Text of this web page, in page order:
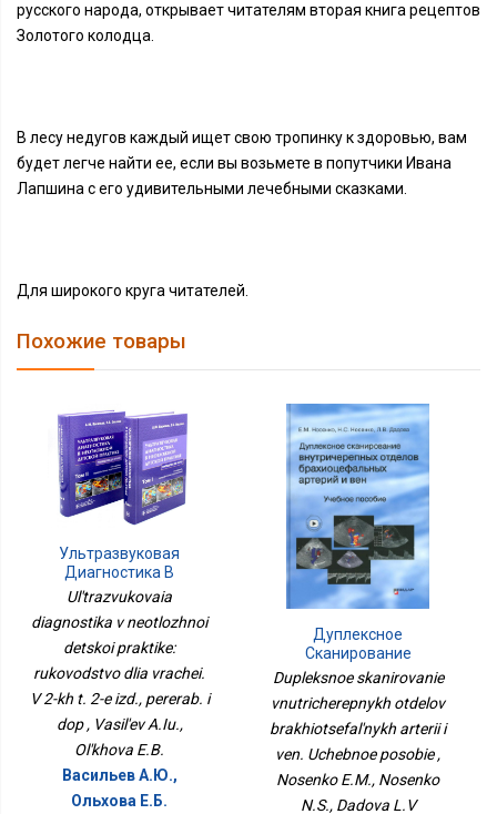
русского народа, открывает читателям вторая книга рецептов
Золотого колодца.
В лесу недугов каждый ищет свою тропинку к здоровью, вам
будет легче найти ее, если вы возьмете в попутчики Ивана
Лапшина с его удивительными лечебными сказками.
Для широкого круга читателей.
Похожие товары
Ультразвуковая
Диагностика В
Неотложной Детской
Для Врачей. В 2-Х Т. 2-Е
Изд., Перераб. И Доп
Ul'trazvukovaia
diagnostika v neotlozhnoi
detskoi praktike:
rukovodstvo dlia vrachei.
V 2-kh t. 2-e izd., pererab. i
dop , Vasil'ev A.Iu.,
Ol'khova E.B.
Васильев А.Ю.,
Ольхова Е.Б.
Дуплексное
Сканирование
Внутричерепных
Брахиоцефальных
Артерий И Вен. Учебное
Пособие
Dupleksnoe skanirovanie
vnutricherepnykh otdelov
brakhiotsefal'nykh arterii i
ven. Uchebnoe posobie ,
Nosenko E.M., Nosenko
N.S., Dadova L.V